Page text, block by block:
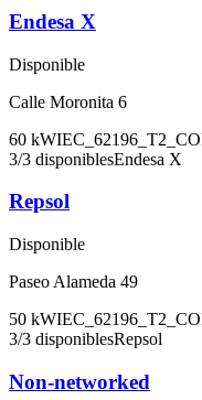
Endesa X
Disponible
Calle Moronita 6
60 kW
3/3 disponiblesEndesa X
Repsol
Disponible
Paseo Alameda 49
50 kW
3/3 disponiblesRepsol
Non-networked